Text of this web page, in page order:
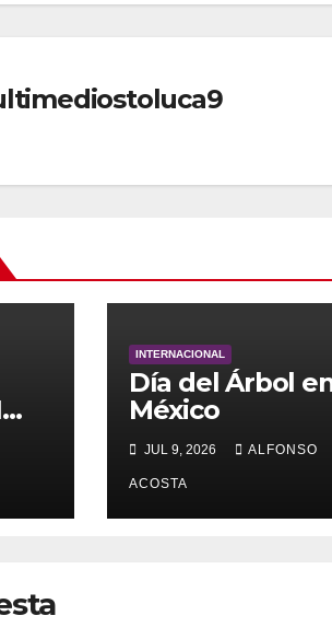
INTERNACIONAL
Día del Árbol
México
JUL 9, 2026 ALFONSO
ACOSTA